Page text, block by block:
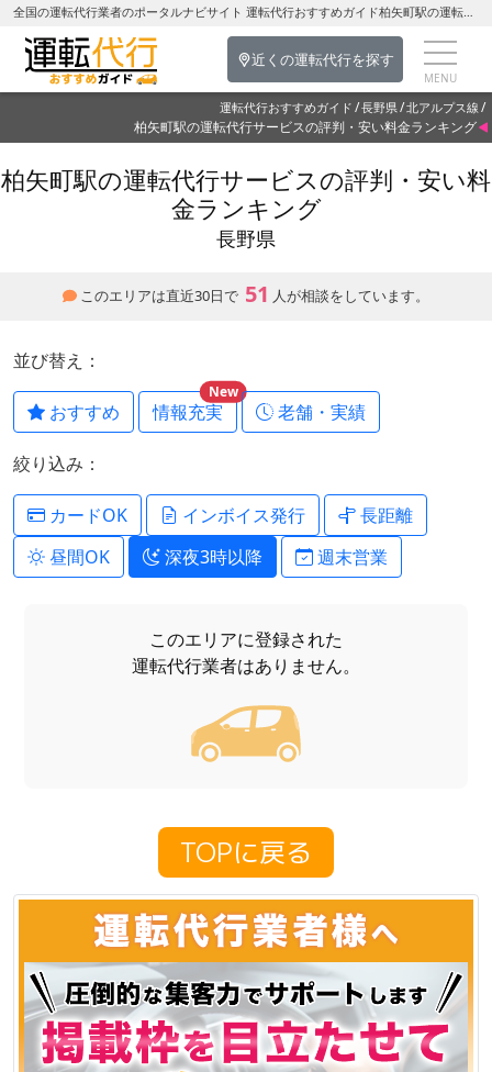
全国の運転代行業者のポータルナビサイト 運転代行おすすめガイド柏矢町駅の運転代行を探す-長野県の運転代行
近くの運転代行を探す
運転代行おすすめガイド 長野県 北アルプス線
柏矢町駅の運転代行サービスの評判・安い料金ランキング
柏矢町駅の運転代行サービスの評判・安い料
金ランキング
長野県
このエリアは直近30日で 51 人が相談をしています。
並び替え：
おすすめ 情報充実
New
老舗・実績
絞り込み：
カードOK インボイス発行
長距離
昼間OK
深夜3時以降 週末営業
このエリアに登録された
運転代行業者はありません。
TOPに戻る